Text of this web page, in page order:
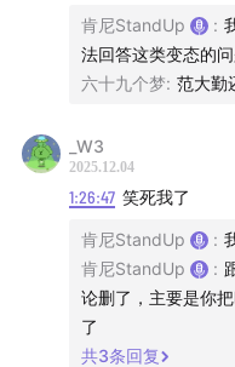
肯尼StandUp :
法回答这类变态的
六十九个梦: 范大勤
_W3
2025.12.04
1:26:47 笑死我了
肯尼StandUp :
肯尼StandUp
:
论删了，主要是你
了
共3条回复